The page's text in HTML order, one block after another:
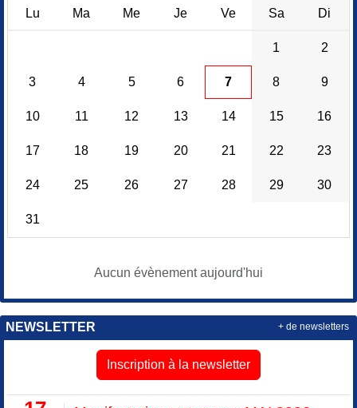
Lu Ma Me Je Ve Sa Di
1 2
3 4 5 6 7 8 9
10 11 12 13 14 15 16
17 18 19 20 21 22 23
24 25 26 27 28 29 30
31
Aucun évènement aujourd'hui
NEWSLETTER
Inscription à la newsletter
+ de newsletters